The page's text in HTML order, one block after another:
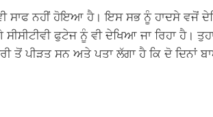
ਸਾਫ ਨਹੀਂ ਹੋਇਆ ਹੈ। ਇਸ ਸਭ ਨੂੰ ਹਾਦਸੇ ਵਜੋਂ
ਫੁਟੇਜ ਨੂੰ ਵੀ ਦੇਖਿਆ ਜਾ ਰਿਹਾ ਹੈ।
ਤੋਂ ਪੀੜਤ ਸਨ ਅਤੇ ਪਤਾ ਲੱਗਾ ਹੈ ਕਿ ਦੋ ਦਿਨਾਂ